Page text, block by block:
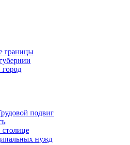
границы
подвиг
столице
нужд